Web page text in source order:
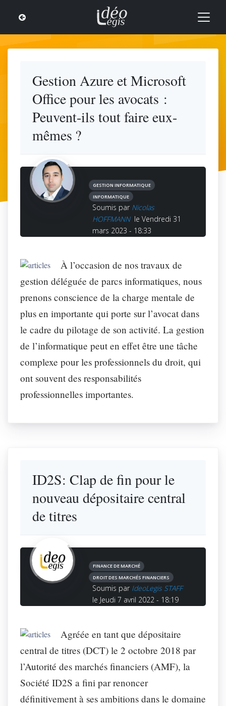
Gestion Azure et Microsoft
Office pour les avocats :
Peuvent-ils tout faire eux-
mêmes ?
GESTION INFORMATIQUE
INFORMATIQUE
Soumis par Nicolas
HOFFMANN le Vendredi 31
mars 2023 - 18:33
À l’occasion de nos travaux de
gestion déléguée de parcs informatiques, nous
prenons conscience de la charge mentale de
plus en importante qui porte sur l’avocat dans
le cadre du pilotage de son activité. La gestion
de l’informatique peut en effet être une tâche
complexe pour les professionnels du droit, qui
ont souvent des responsabilités
professionnelles importantes.
ID2S: Clap de fin pour le
nouveau dépositaire central
de titres
FINANCE DE MARCHÉ
DROIT DES MARCHÉS FINANCIERS
Soumis par IdeoLegis STAFF
le Jeudi 7 avril 2022 - 18:19
Agréée en tant que dépositaire
central de titres (DCT) le 2 octobre 2018 par
l’Autorité des marchés financiers (AMF), la
Société ID2S a fini par renoncer
définitivement à ses ambitions dans le domaine